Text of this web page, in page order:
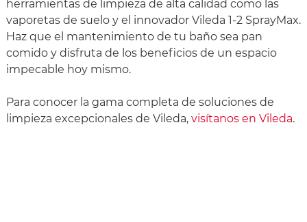
herramientas de limpieza de alta calidad como las
vaporetas de suelo y el innovador Vileda 1-2 SprayMax.
Haz que el mantenimiento de tu baño sea pan
comido y disfruta de los beneficios de un espacio
impecable hoy mismo.
Para conocer la gama completa de soluciones de
limpieza excepcionales de Vileda, visítanos en Vileda.